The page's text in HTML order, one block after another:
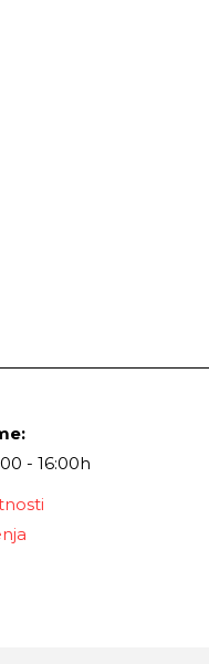
- 16:00h